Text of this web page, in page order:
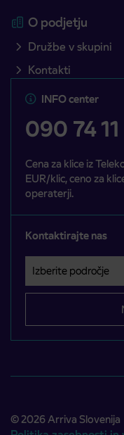
O podjetju
Družbe v skupini
Kontakti
INFO center
090 74 11
Cena za klice iz
EUR/klic, ceno za
operaterji.
Kontaktirajte nas
Izberite področje
Področje je obvezno
© 2026 Arriva Slovenija